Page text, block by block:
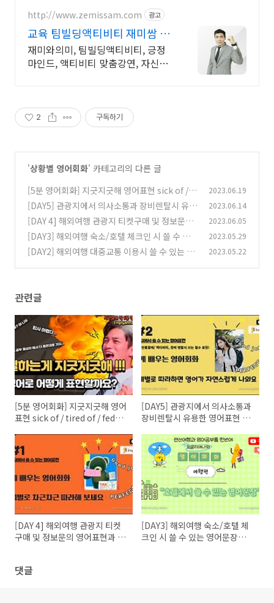
http://www.zemissam.com 광고
교육 팀빌딩액티비티 재미쌈 협
력과 소통의 재미에 빠지다
재미와의미, 팀빌딩액티비티, 긍정
마인드, 액티비티 맞춤강연, 자신감,
2 구독하기
'상황별 영어회화' 카테고리의 다른 글
[5분 영어회화] 지긋지긋해 영어표현 sick of / ti
red of / fed up with
(6)
2023.06.19
[DAY5] 관광지에서 의사소통과 장비렌탈시 유용
한 영어표현 10가지 (4)
2023.06.14
[DAY 4] 해외여행 관광지 티켓구매 및 정보문의
영어표현과 영어대화 (18)
2023.06.05
[DAY3] 해외여행 숙소/호텔 체크인 시 쓸 수 있
는 영어문장과 대화 (0)
2023.05.29
[DAY2] 해외여행 대중교통 이용시 쓸 수 있는 10
2023.05.22
관련글
[5분 영어회화] 지긋지긋해 영어
표현 sick of / tired of / fed
[DAY5] 관광지에서 의사소통과
장비렌탈시 유용한 영어표현 10
[DAY 4] 해외여행 관광지 티켓
구매 및 정보문의 영어표현과 영
[DAY3] 해외여행 숙소/호텔 체
크인 시 쓸 수 있는 영어문장과
댓글